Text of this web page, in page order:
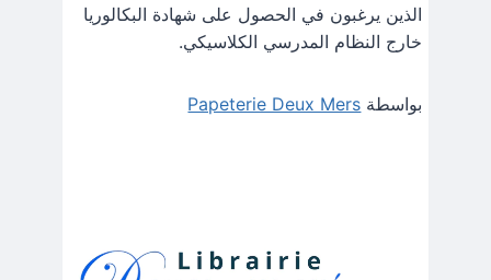
الذين يرغبون في الحصول على شهادة البكالوريا
خارج النظام المدرسي الكلاسيكي.
بواسطة Papeterie Deux Mers